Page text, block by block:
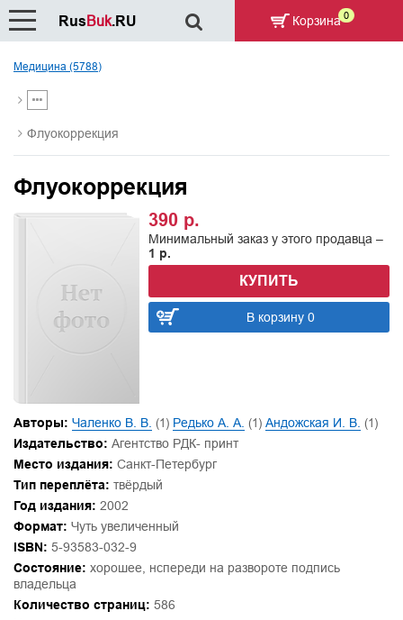
Медицина (5788)
Флуокоррекция
Флуокоррекция
390 р.
Минимальный заказ у этого продавца –
1 р.
КУПИТЬ
В корзину 0
Авторы: Чаленко В. В. (1) Редько А. А. (1) Андожская И. В. (1)
Издательство: Агентство РДК- принт
Место издания: Санкт-Петербург
Тип переплёта: твёрдый
Год издания: 2002
Формат: Чуть увеличенный
ISBN: 5-93583-032-9
Состояние: хорошее, нспереди на развороте подпись
владельца
Количество страниц: 586
RusBuk.RU Корзина 0